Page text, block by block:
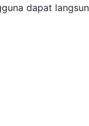
dapat